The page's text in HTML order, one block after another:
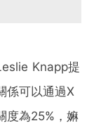
Knapp提
係可以通過X
度為25%，嫲